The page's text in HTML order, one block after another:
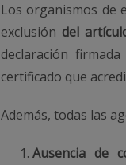
Los organismos de
exclusión del
declaración
certificado que
Además, todas las
Ausencia de